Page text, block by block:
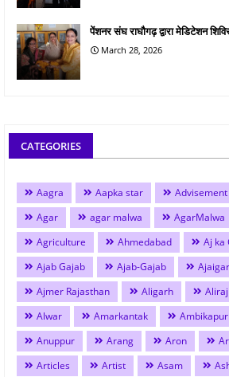
पेंशनर संघ राघौगढ़ द्वारा मेडिटेशन
March 28, 2026
CATEGORIES
Aagra Aapka star
Agar
agar malwa AgarMalwa
Agriculture
Ahmedabad
Aj ka
Ajab Gajab
Ajab-Gajab
Ajmer Rajasthan
Aligarh
Alwar
Amarkantak Ambikapur
Anuppur
Arang Aron
Articles
Artist Asam